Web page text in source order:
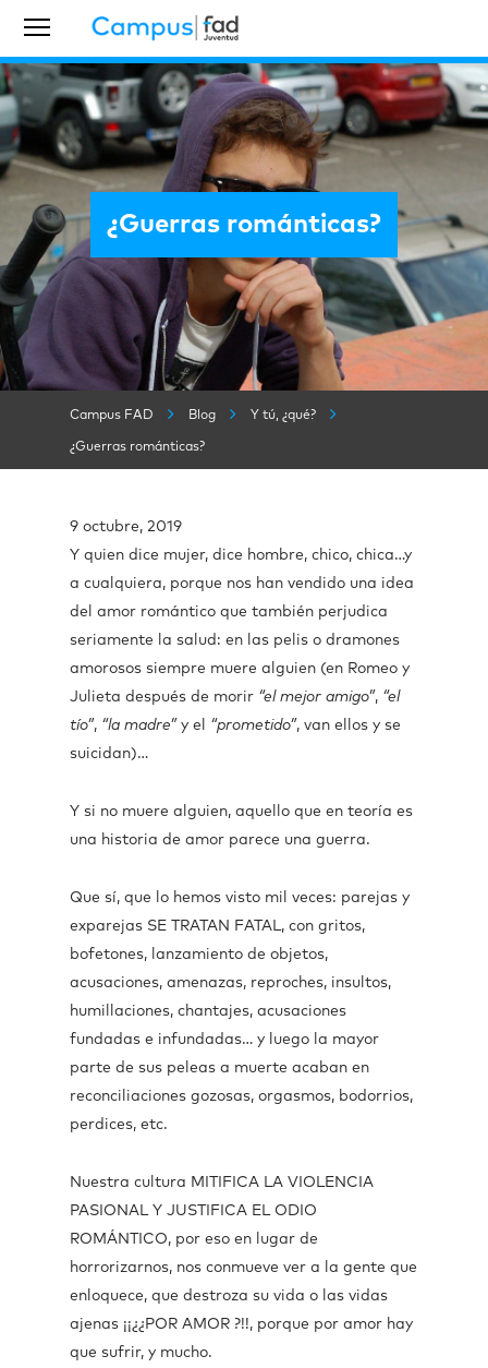
¿Guerras románticas?
Campus FAD Blog Y tú, ¿qué?
¿Guerras románticas?
9 octubre, 2019
Y quien dice mujer, dice hombre, chico, chica…y
a cualquiera, porque nos han vendido una idea
del amor romántico que también perjudica
seriamente la salud: en las pelis o dramones
amorosos siempre muere alguien (en Romeo y
Julieta después de morir “el mejor amigo”, “el
tío”, “la madre” y el “prometido”, van ellos y se
suicidan)…
Y si no muere alguien, aquello que en teoría es
una historia de amor parece una guerra.
Que sí, que lo hemos visto mil veces: parejas y
exparejas SE TRATAN FATAL, con gritos,
bofetones, lanzamiento de objetos,
acusaciones, amenazas, reproches, insultos,
humillaciones, chantajes, acusaciones
fundadas e infundadas… y luego la mayor
parte de sus peleas a muerte acaban en
reconciliaciones gozosas, orgasmos, bodorrios,
perdices, etc.
Nuestra cultura MITIFICA LA VIOLENCIA
PASIONAL Y JUSTIFICA EL ODIO
ROMÁNTICO, por eso en lugar de
horrorizarnos, nos conmueve ver a la gente que
enloquece, que destroza su vida o las vidas
ajenas ¡¡¿¿POR AMOR ?!!, porque por amor hay
que sufrir, y mucho.